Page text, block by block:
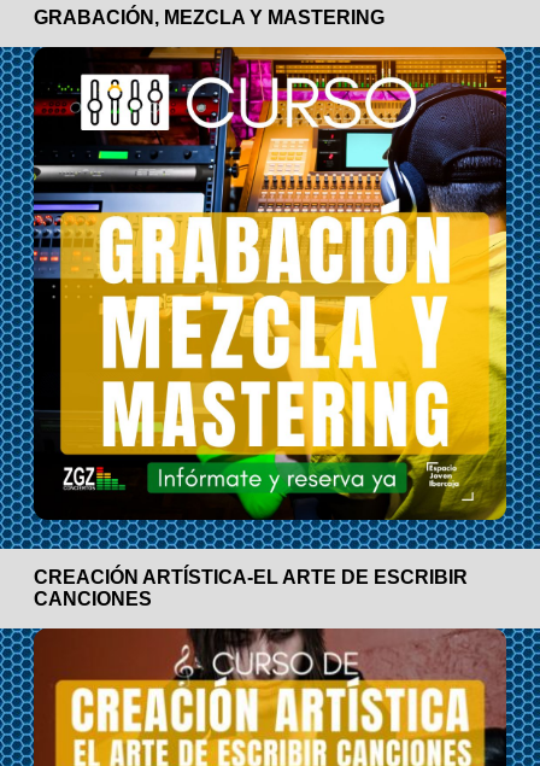
GRABACIÓN, MEZCLA Y MASTERING
CREACIÓN ARTÍSTICA-EL ARTE DE ESCRIBIR
CANCIONES